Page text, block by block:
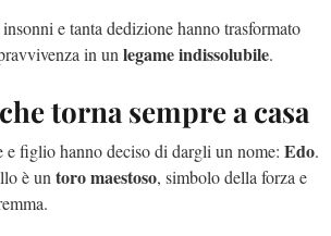
e tanta dedizione hanno trasformato
in unlegame indissolubile.
torna sempre a casa
e figlio hanno deciso di dargli un nome: Edo.
è untoro maestoso, simbolo della forza e